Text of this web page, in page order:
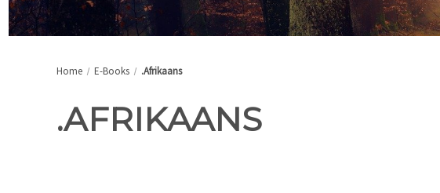
Home E-Books .Afrikaans
.AFRIKAANS